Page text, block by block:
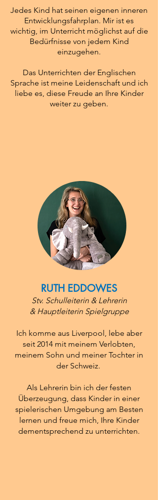
Jedes Kind hat seinen eigenen inneren
Entwicklungsfahrplan. Mir ist es
wichtig, im Unterricht möglichst auf die
Bedürfnisse von jedem Kind
einzugehen.
Das Unterrichten der Englischen
Sprache ist meine Leidenschaft und ich
liebe es, diese Freude an Ihre Kinder
weiter zu geben.
RUTH EDDOWES
Stv. Schulleiterin & Lehrerin
& Hauptleiterin Spielgruppe
Ich komme aus Liverpool, lebe aber
seit 2014 mit meinem Verlobten,
meinem Sohn und meiner Tochter in
der Schweiz.
Als Lehrerin bin ich der festen
Überzeugung, dass Kinder in einer
spielerischen Umgebung am Besten
lernen und freue mich, Ihre Kinder
dementsprechend zu unterrichten.